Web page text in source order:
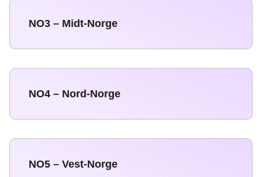
NO3 – Midt-Norge
NO4 – Nord-Norge
NO5 – Vest-Norge